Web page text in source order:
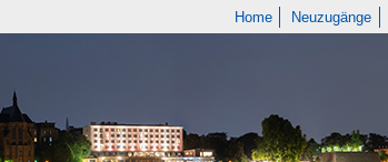
Home Neuzugänge